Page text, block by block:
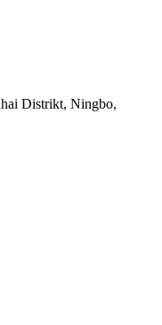
Distrikt, Ningbo,